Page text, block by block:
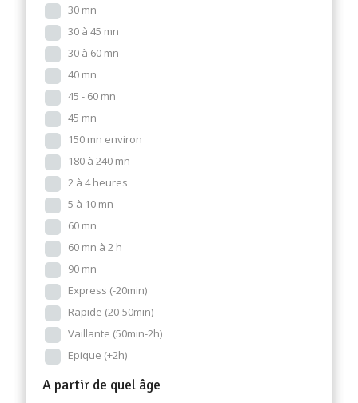
30 mn
30 à 45 mn
30 à 60 mn
40 mn
45 - 60 mn
45 mn
150 mn environ
180 à 240 mn
2 à 4 heures
5 à 10 mn
60 mn
60 mn à 2 h
90 mn
Express (-20min)
Rapide (20-50min)
Vaillante (50min-2h)
Epique (+2h)
A partir de quel âge